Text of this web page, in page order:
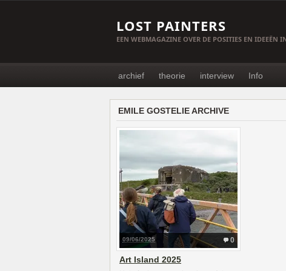
LOST PAINTERS
EEN WEBMAGAZINE OVER DE POSITIES EN IDEEËN
archief theorie interview Info
EMILE GOSTELIE ARCHIVE
0
09/06/2025
Art Island 2025